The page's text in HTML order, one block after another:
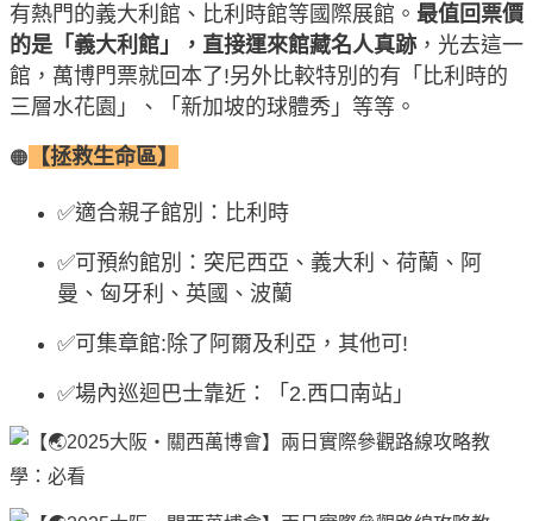
有熱門的義大利館、比利時館等國際展館。 最值回票價
的是「義大利館」，直接運來館藏名人真跡，光去這一
館，萬博門票就回本了!另外比較特別的有「比利時的
三層水花園」、「新加坡的球體秀」等等。
🟠 【拯救生命區】
✅適合親子館別：比利時
✅可預約館別：突尼西亞、義大利、荷蘭、阿
曼、匈牙利、英國、波蘭
✅可集章館:除了阿爾及利亞，其他可!
✅場內巡迴巴士靠近：「2.西口南站」